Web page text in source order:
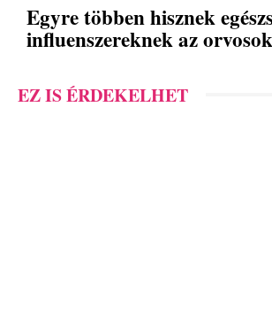
Egyre többen hisznek
influenszereknek az
EZ IS ÉRDEKELHET